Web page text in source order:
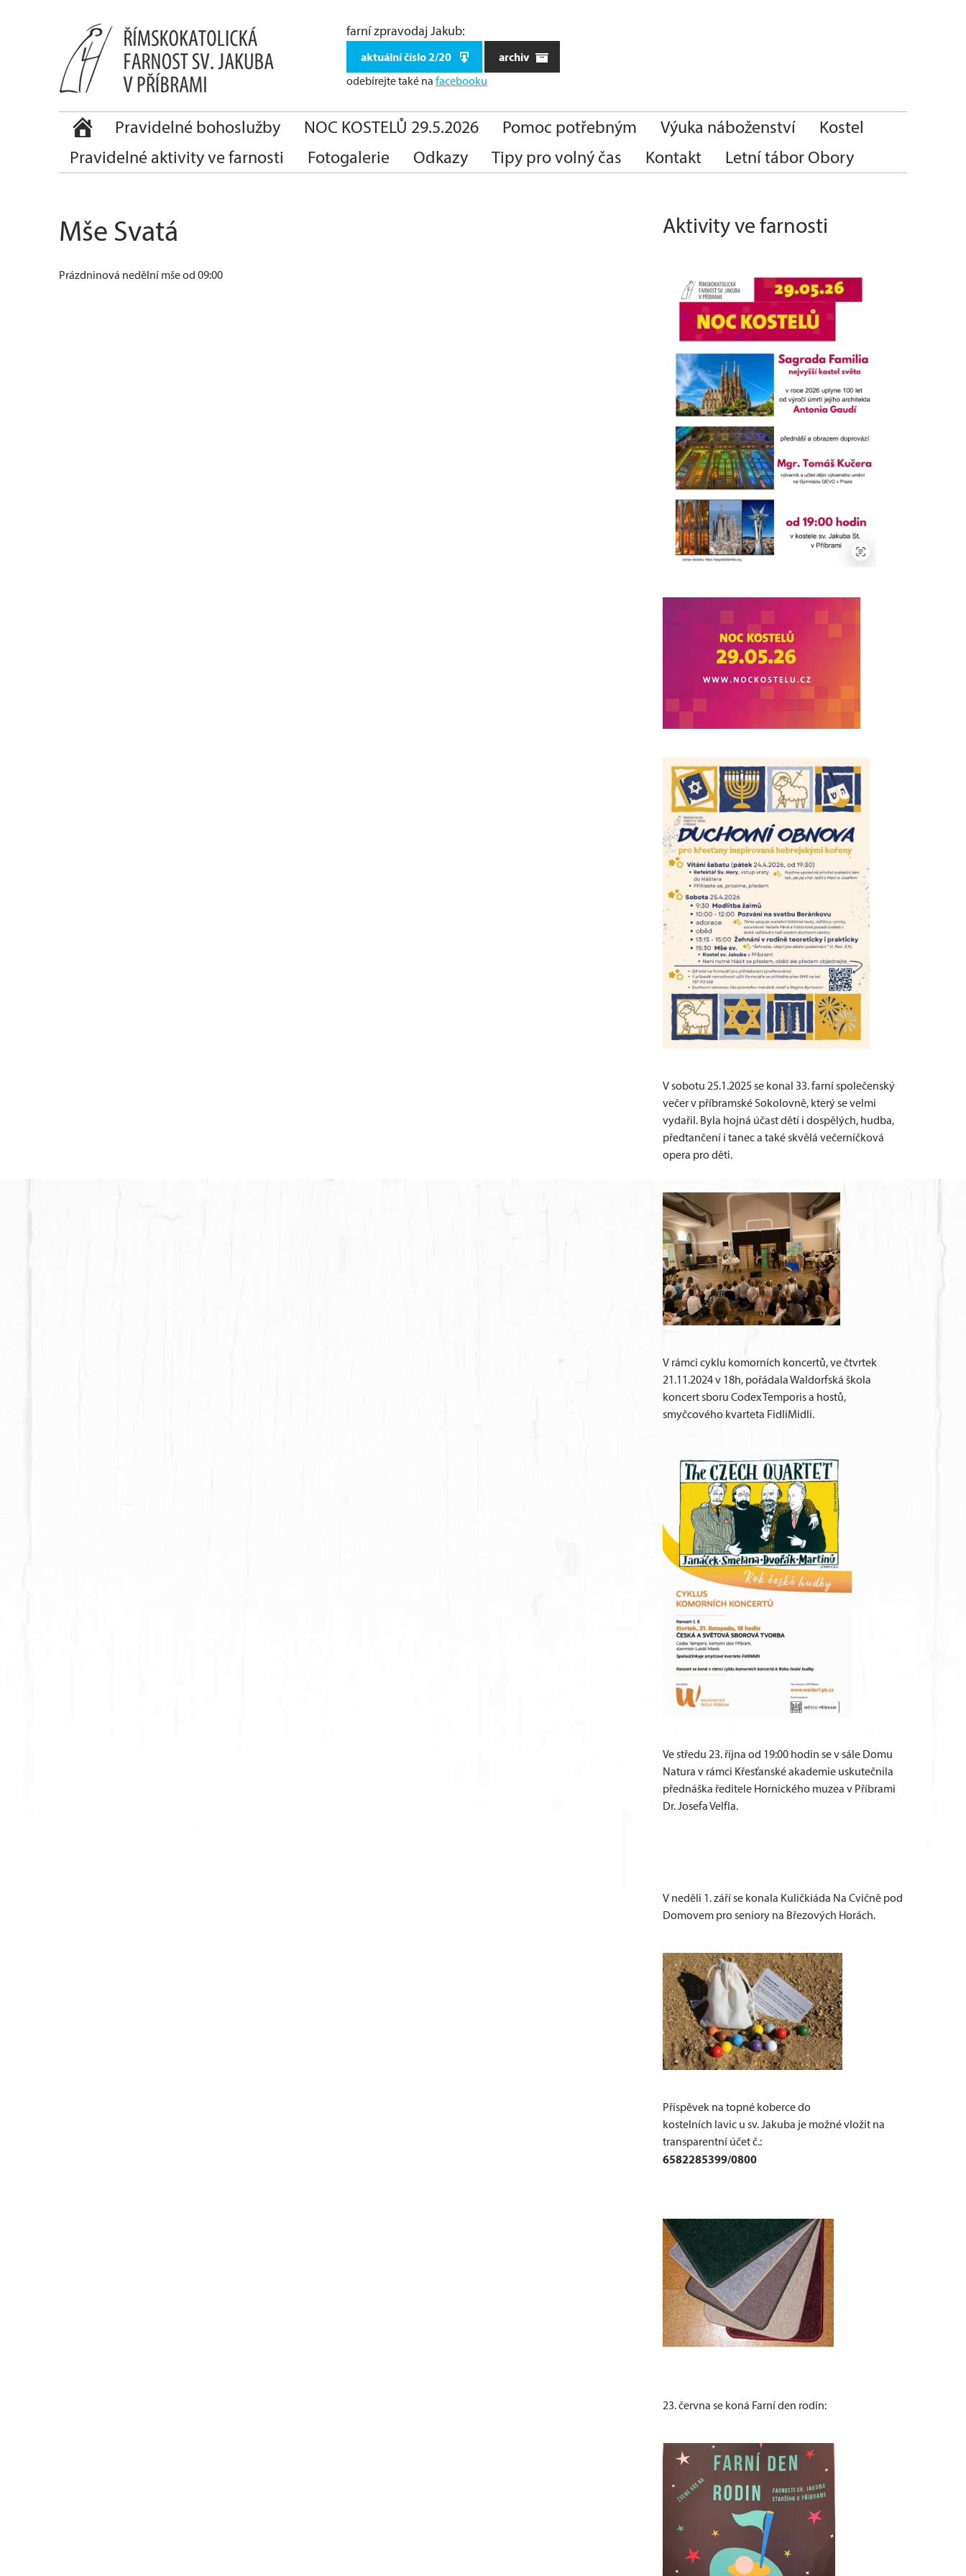
farní zpravodaj Jakub:
aktuální číslo 2/20 archiv
odebírejte také na facebooku
Pravidelné bohoslužby NOC KOSTELŮ 29.5.2026 Pomoc potřebným Výuka náboženství
Kostel
Pravidelné aktivity ve farnosti
Fotogalerie Odkazy Tipy pro volný čas Kontakt Letní tábor Obory
Mše Svatá
Prázdninová nedělní mše od 09:00
Aktivity ve farnosti
V sobotu 25.1.2025 se konal 33. farní společenský
večer v příbramské Sokolovně, který se velmi
vydařil. Byla hojná účast dětí i dospělých, hudba,
předtančení i tanec a také skvělá večerníčková
opera pro děti.
V rámci cyklu komorních koncertů, ve čtvrtek
21.11.2024 v 18h, pořádala Waldorfská škola
koncert sboru Codex Temporis a hostů,
smyčcového kvarteta FidliMidli.
Ve středu 23. října od 19:00 hodin se v sále Domu
Natura v rámci Křesťanské akademie uskutečnila
přednáška ředitele Hornického muzea v Příbrami
Dr. Josefa Velfla.
V neděli 1. září se konala Kuličkiáda Na Cvičně pod
Domovem pro seniory na Březových Horách.
Příspěvek na topné koberce do
kostelních lavic u sv. Jakuba je možné vložit na
transparentní účet č.:
6582285399/0800
23. června se koná Farní den rodin: